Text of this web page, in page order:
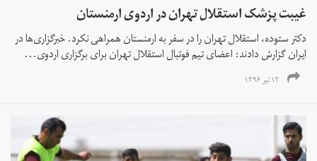
غیبت پزشک استقلال تهران در اردوی ارمنستان
دکتر ستوده، استقلال تهران را در سفر به ارمنستان همراهی نکرد. خبرگزاری‌ها در
ایران گزارش دادند: اعضای تیم فوتبال استقلال تهران برای برگزاری اردوی...
۱۲ تیر ۱۳۹۶